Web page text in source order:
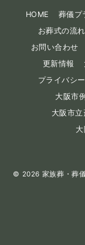
HOME 葬儀プ
お葬式の流れ
お問い合わせ
更新情報
プライバシ
大阪市
大阪市
© 2026 家族葬・葬